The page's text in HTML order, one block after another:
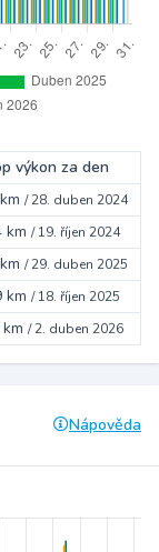
výkon za den
/28. duben 2024
km /19. říjen 2024
/29. duben 2025
km /18. říjen 2025
/2. duben 2026
Nápověda